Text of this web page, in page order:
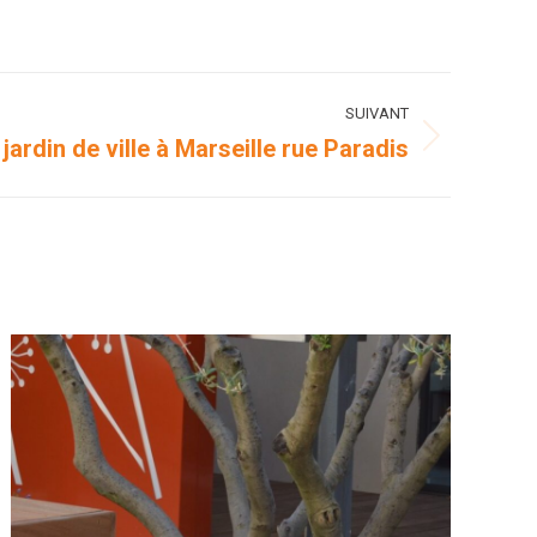
SUIVANT
jardin de ville à Marseille rue Paradis